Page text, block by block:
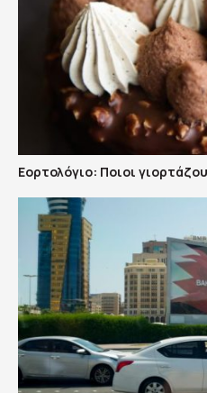
Εορτολόγιο: Ποιοι